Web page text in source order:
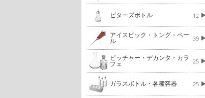
ビターズボトル 12
アイスピック・トング・ペー
ル 39
ピッチャー・デカンタ・カラ
フェ 25
ガラスボトル・各種容器 25